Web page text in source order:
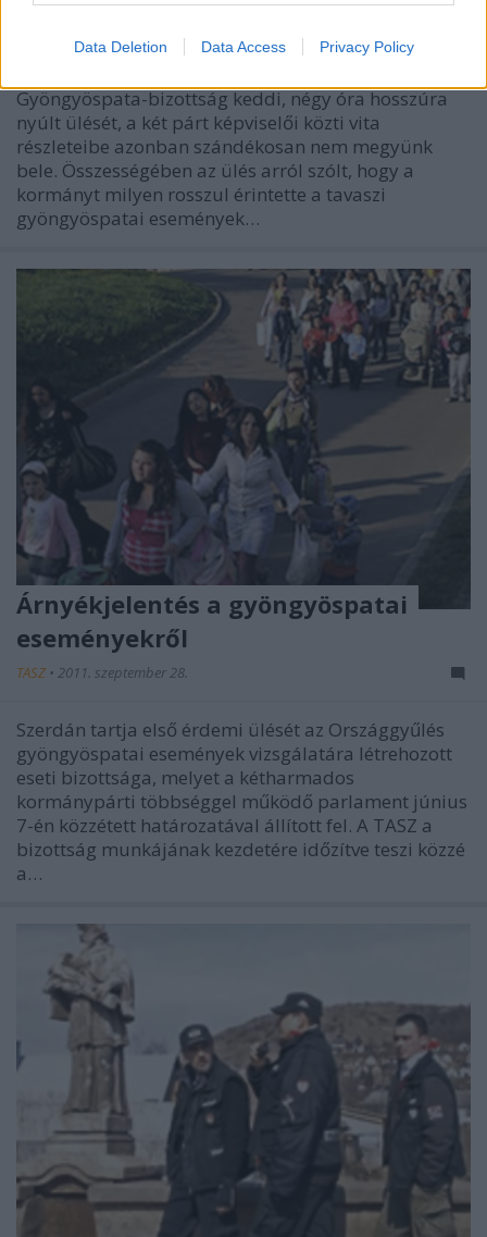
Data Deletion Data Access Privacy Policy
Gyöngyöspata-bizottság keddi, négy óra hosszúra
nyúlt ülését, a két párt képviselői közti vita
részleteibe azonban szándékosan nem megyünk
bele. Összességében az ülés arról szólt, hogy a
kormányt milyen rosszul érintette a tavaszi
gyöngyöspatai események…
Árnyékjelentés a gyöngyöspatai
eseményekről
TASZ • 2011. szeptember 28.
Szerdán tartja első érdemi ülését az Országgyűlés
gyöngyöspatai események vizsgálatára létrehozott
eseti bizottsága, melyet a kétharmados
kormánypárti többséggel működő parlament június
7-én közzétett határozatával állított fel. A TASZ a
bizottság munkájának kezdetére időzítve teszi közzé
a…